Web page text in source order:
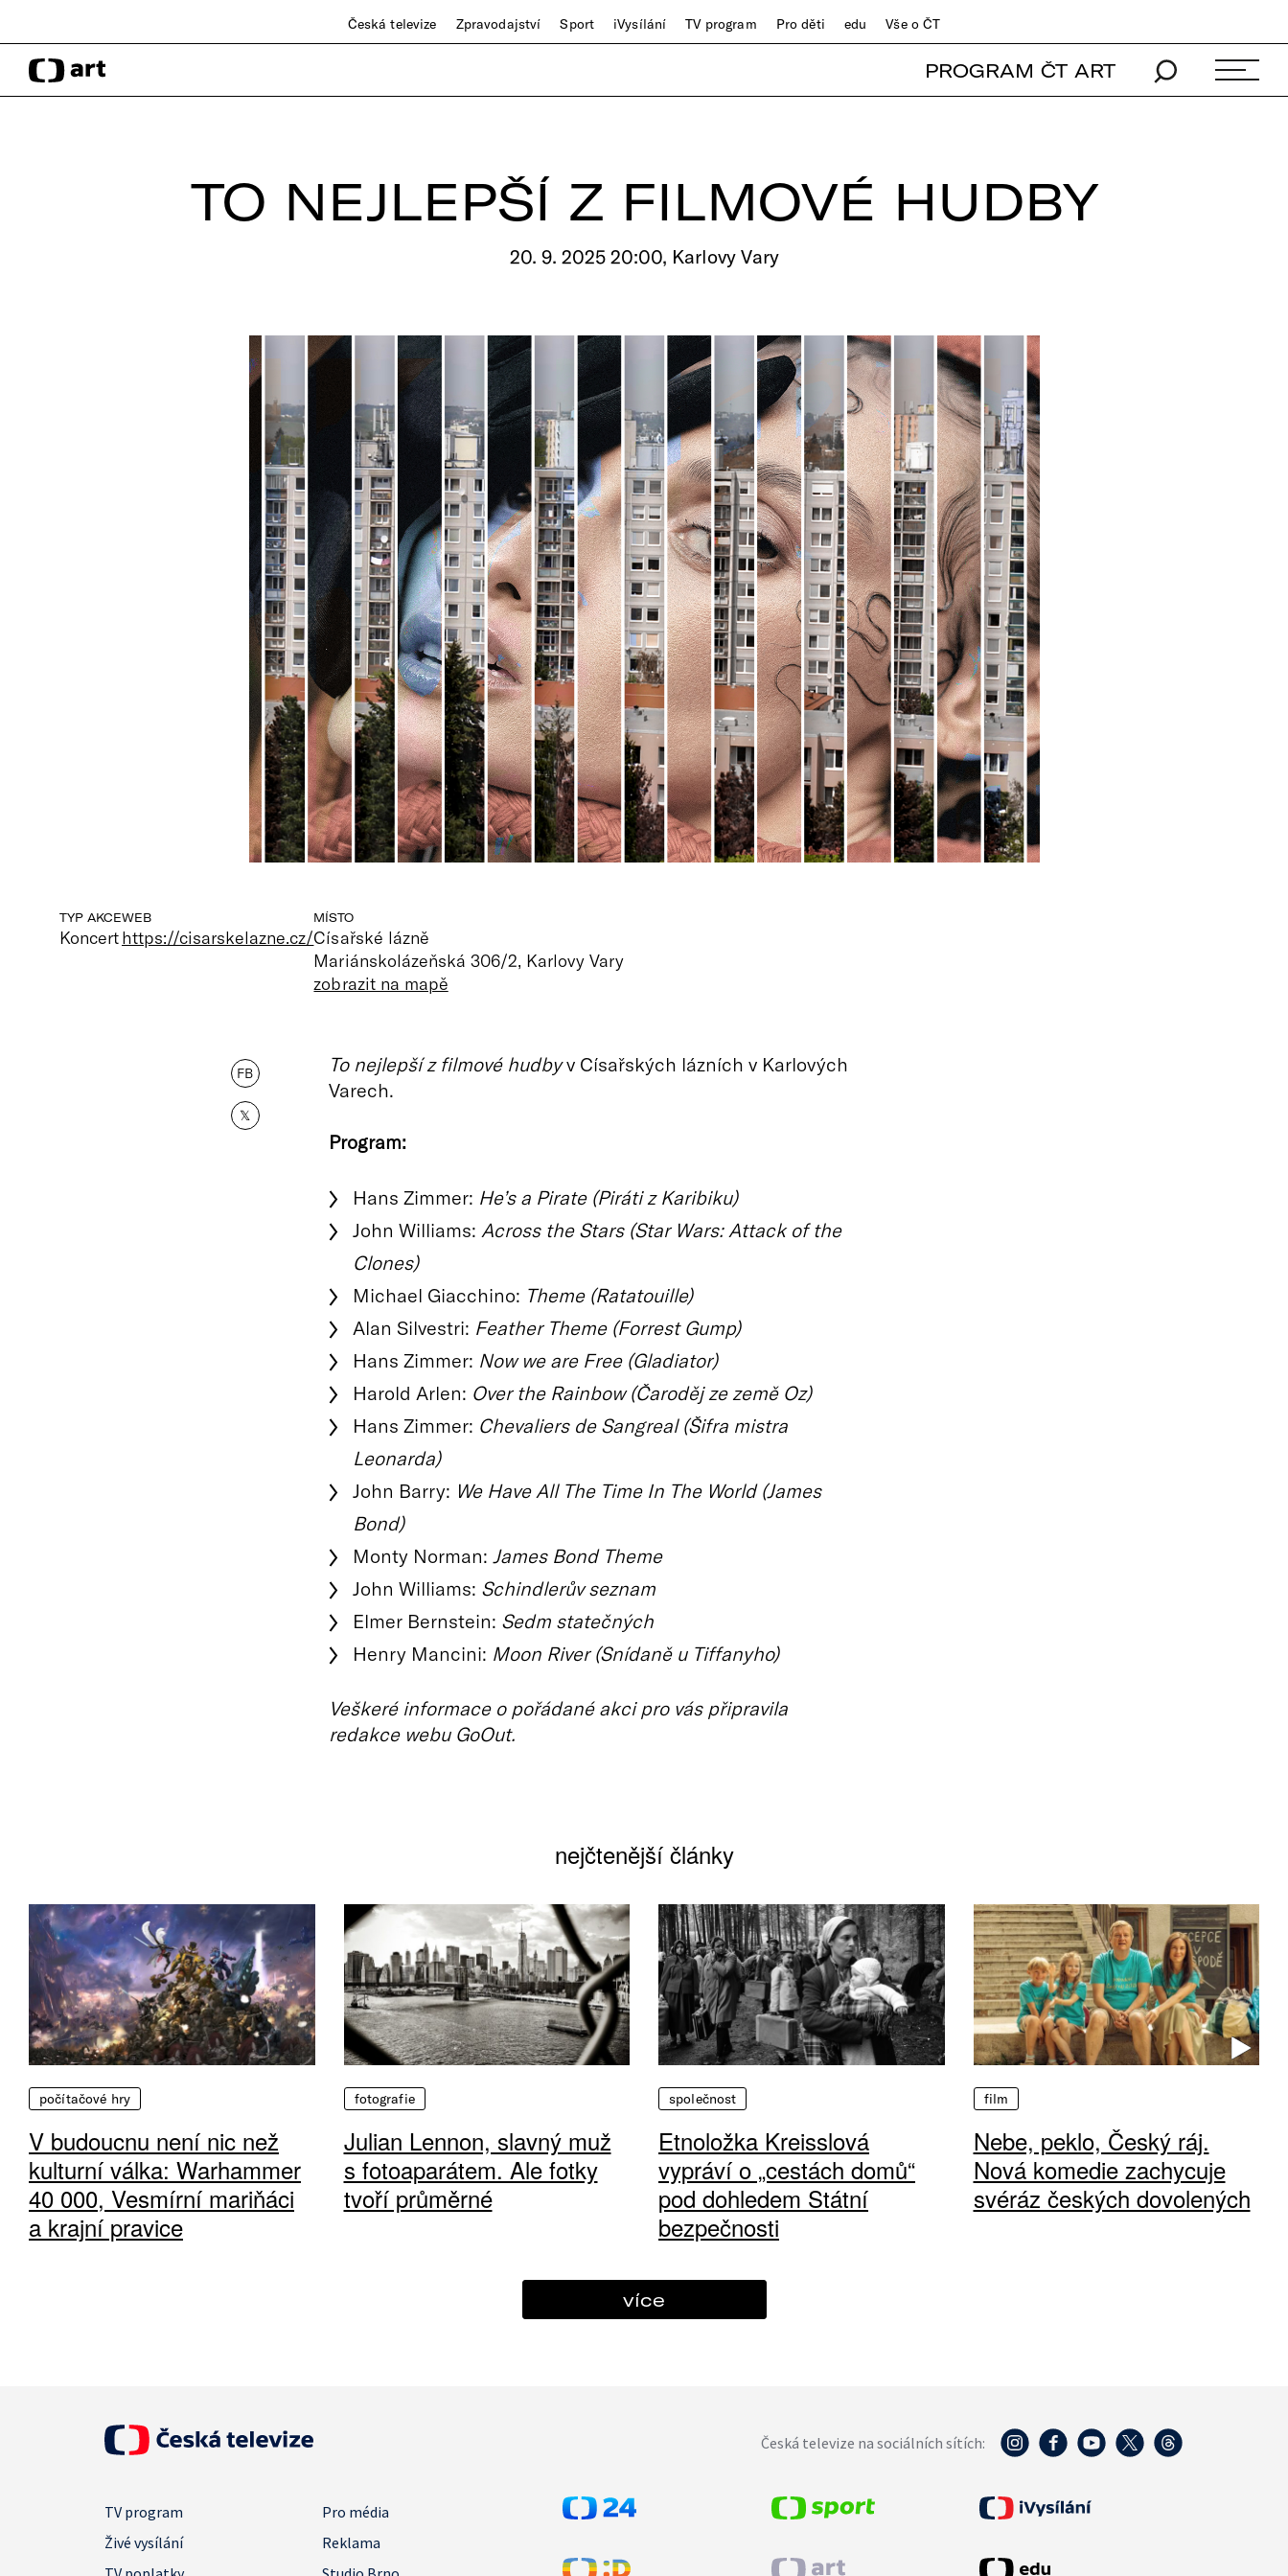
Česká televize Zpravodajství Sport iVysílání TV program Pro děti edu Vše o ČT
PROGRAM ČT ART
TO NEJLEPŠÍ Z FILMOVÉ HUDBY
20. 9. 2025 20:00, Karlovy Vary
TYP AKCE
Koncert
WEB
https://cisarskelazne.cz/
MÍSTO
Císařské lázně
Mariánskolázeňská 306/2, Karlovy Vary
zobrazit na mapě
FB
𝕏
To nejlepší z filmové hudbyv Císařských lázních v Karlových
Varech.
Program:
Hans Zimmer: He’s a Pirate (Piráti z Karibiku)
John Williams: Across the Stars (Star Wars: Attack of the
Clones)
Michael Giacchino: Theme (Ratatouille)
Alan Silvestri: Feather Theme (Forrest Gump)
Hans Zimmer: Now we are Free (Gladiator)
Harold Arlen: Over the Rainbow (Čaroděj ze země Oz)
Hans Zimmer: Chevaliers de Sangreal (Šifra mistra
Leonarda)
John Barry: We Have All The Time In The World (James
Bond)
Monty Norman: James Bond Theme
John Williams: Schindlerův seznam
Elmer Bernstein: Sedm statečných
Henry Mancini: Moon River (Snídaně u Tiffanyho)
Veškeré informace o pořádané akci pro vás připravila
redakce webu GoOut.
nejčtenější články
počítačové hry
V budoucnu není nic než
kulturní válka: Warhammer
40 000, Vesmírní mariňáci
a krajní pravice
fotografie
Julian Lennon, slavný muž
s fotoaparátem. Ale fotky
tvoří průměrné
společnost
Etnoložka Kreisslová
vypráví o „cestách domů“
pod dohledem Státní
bezpečnosti
film
Nebe, peklo, Český ráj.
Nová komedie zachycuje
svéráz českých dovolených
více
Česká televize na sociálních sítích:
TV program
Pro média
Živé vysílání
Reklama